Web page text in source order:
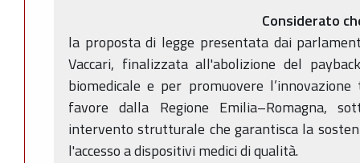
Considerato
la proposta di legge presentata dai
Vaccari, finalizzata all'abolizione del
biomedicale e per promuovere
favore dalla Regione Emilia–Romagna,
intervento strutturale che garantisca la
l'accesso a dispositivi medici di qualità.